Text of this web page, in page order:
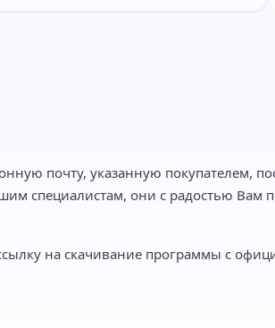
почту, указанную покупателем,
специалистам, они с радостью Вам
на скачивание программы с